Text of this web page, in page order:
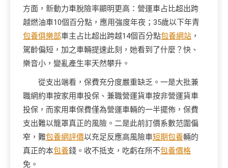
方面，新動力車脫險率顯明更高：營運車占比超出跨
越燃油車10個百分點，應用強度年夜；35歲以下年青
包養俱樂部車主占比超出跨越14個百分點包養網站 ，
駕齡偏短，加之車輛提速此刻，她看到了什麼？快、
樂音小，變亂產生率天然攀升。
從支出端看，保費充分度嚴重缺乏。一是大批兼
職網約車按家用車投保、兼職營運貨車按非營運貨車
投保，而家用車保費僅為營運車輛的一半擺佈，保費
支出難以籠罩真正的風險。二是此前訂價系數范圍偏
窄，難包養網評價以充足反應高風險車短期包養輛的
真正的本包養錢。收不抵支，吃虧在所不包養價格
免。